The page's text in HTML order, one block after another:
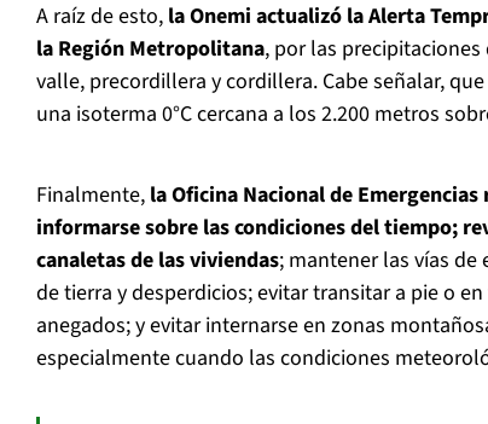
A raíz de esto, la Onemi actualizó la Alerta
la Región Metropolitana, por las
valle, precordillera y cordillera. Cabe señalar,
una isoterma 0°C cercana a los 2.200 metros
Finalmente, la Oficina Nacional de
informarse sobre las condiciones del tiempo;
canaletas de las viviendas; mantener las vías de
de tierra y desperdicios; evitar transitar a pie o
anegados; y evitar internarse en zonas
especialmente cuando las condiciones